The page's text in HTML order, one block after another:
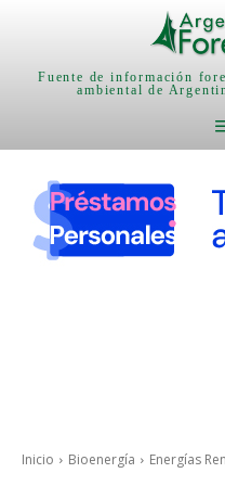
Fuente de información
ambiental de
Inicio Bioenergía Energías